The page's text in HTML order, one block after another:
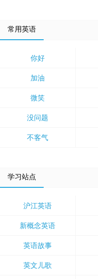
常用英语
你好
加油
微笑
没问题
不客气
学习站点
沪江英语
新概念英语
英语故事
英文儿歌